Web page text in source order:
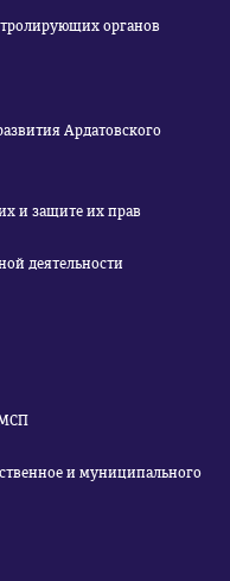
органов
Ардатовского
и защите их прав
деятельности
и муниципального